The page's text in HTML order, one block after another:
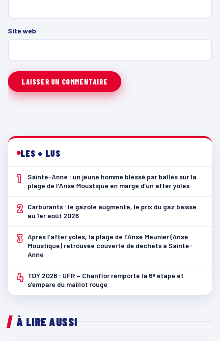
Site web
LES + LUS
1
Sainte-Anne : un jeune homme blessé par balles sur la
plage de l’Anse Moustique en marge d’un after yoles
2
Carburants : le gazole augmente, le prix du gaz baisse
au 1er août 2026
3 Après l’after yoles, la plage de l’Anse Meunier (Anse
Moustique) retrouvée couverte de déchets à Sainte-
Anne
4 TDY 2026 : UFR – Chanflor remporte la 6ᵉ étape et
s’empare du maillot rouge
À LIRE AUSSI